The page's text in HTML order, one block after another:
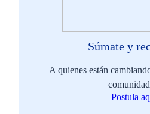
Súmate y
A quienes están
Postula